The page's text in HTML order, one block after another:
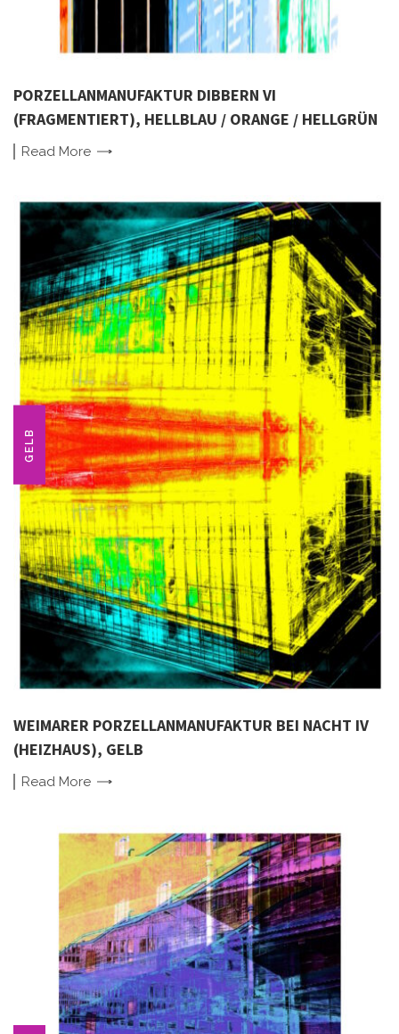
PORZELLANMANUFAKTUR DIBBERN VI
(FRAGMENTIERT), HELLBLAU / ORANGE / HELLGRÜN
Read More
GELB
WEIMARER PORZELLANMANUFAKTUR BEI NACHT IV
(HEIZHAUS), GELB
Read More